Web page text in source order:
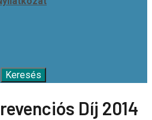
Díj 2014